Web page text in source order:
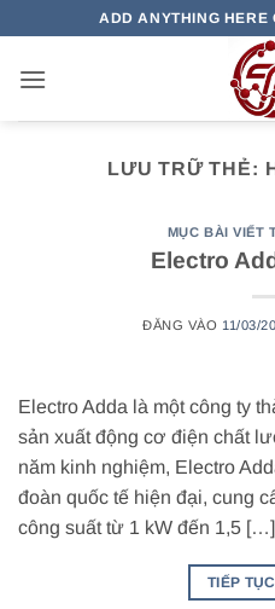
nội
ADD ANYTHING HERE
LƯU TRỮ THẺ:
MỤC BÀI VIẾT
Electro
ĐĂNG VÀO 11/03/
Electro Adda là một công ty
sản xuất động cơ điện chất
năm kinh nghiệm, Electro
đoàn quốc tế hiện đại, cung
công suất từ 1 kW đến 1,5 […]
TIẾP